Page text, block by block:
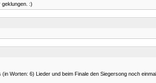
:)
Worten: 6) Lieder und beim Finale den Siegersong noch